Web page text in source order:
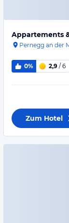
Appartements
Pernegg an der
0% 2,9 / 6
Zum Hotel